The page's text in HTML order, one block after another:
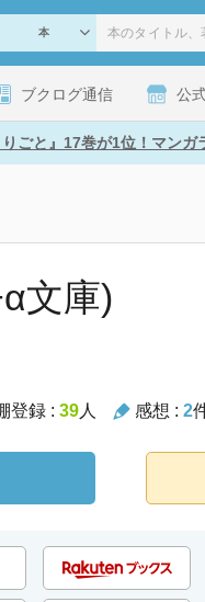
ブクログ通信 公
ごと』17巻が1位！マンガ
文庫)
登録 : 39人 感想 : 2